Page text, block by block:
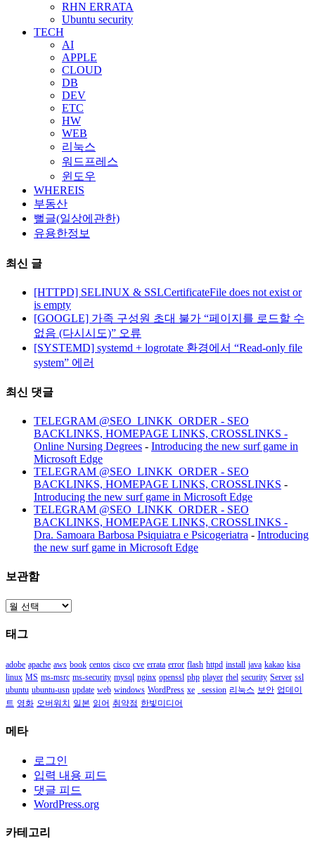
RHN ERRATA
Ubuntu security
TECH
AI
APPLE
CLOUD
DB
DEV
ETC
HW
WEB
리눅스
워드프레스
윈도우
WHEREIS
부동산
뻘글(일상에관한)
유용한정보
최신 글
[HTTPD] SELINUX & SSLCertificateFile does not exist or
is empty
[GOOGLE] 가족 구성원 초대 불가 “페이지를 로드할 수
없음 (다시시도)” 오류
[SYSTEMD] systemd + logrotate 환경에서 “Read-only file
system” 에러
최신 댓글
TELEGRAM @SEO_LINKK_ORDER - SEO
BACKLINKS, HOMEPAGE LINKS, CROSSLINKS -
Online Nursing Degrees - Introducing the new surf game in
Microsoft Edge
TELEGRAM @SEO_LINKK_ORDER - SEO
BACKLINKS, HOMEPAGE LINKS, CROSSLINKS -
Introducing the new surf game in Microsoft Edge
TELEGRAM @SEO_LINKK_ORDER - SEO
BACKLINKS, HOMEPAGE LINKS, CROSSLINKS -
Dra. Samoara Barbosa Psiquiatra e Psicogeriatra - Introducing
the new surf game in Microsoft Edge
보관함
보
함
태그
adobe apache aws book centos cisco cve errata error flash httpd install java kakao kisa
linux MS ms-msrc ms-security mysql nginx openssl php player rhel security Server ssl
ubuntu ubuntu-usn update web windows WordPress xe _session 리눅스 보안 업데이
트 영화 오버워치 일본 읽어 취약점 한빛미디어
메타
로그인
입력 내용 피드
댓글 피드
WordPress.org
카테고리